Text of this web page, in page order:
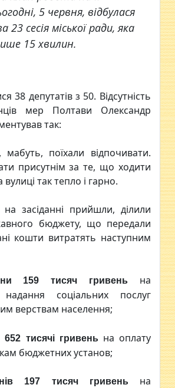
5 червня, відбулася
23 сесія міської ради, яка
15 хвилин.
38 депутатів з 50. Відсутність
мер Полтави Олександр
так:
поїхали відпочивати.
присутнім за те, що ходити
вулиці так тепло і гарно.
на засіданні прийшли, ділили
бюджету, що передали
кошти витратять наступним
159 тисяч гривень на
соціальних послуг
верствам населення;
652 тисячі гривень на оплату
бюджетних установ;
197 тисяч гривень на